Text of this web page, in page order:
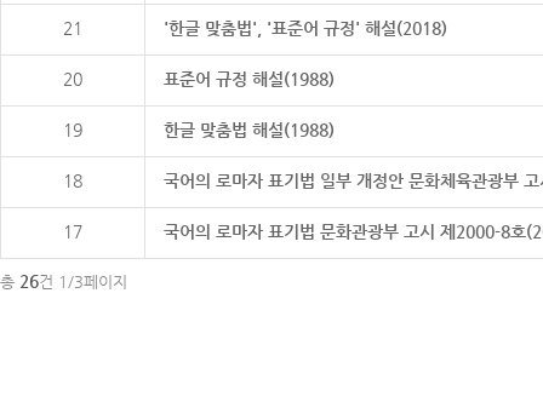
21 '한글 맞춤법', '표준어 규정' 해설(2018)
20 표준어 규정 해설(1988)
19 한글 맞춤법 해설(1988)
18 국어의 로마자 표기법 일부 개정안 문화체육관광부
17 국어의 로마자 표기법 문화관광부 고시 제2000-8호
총 26건 1/3페이지